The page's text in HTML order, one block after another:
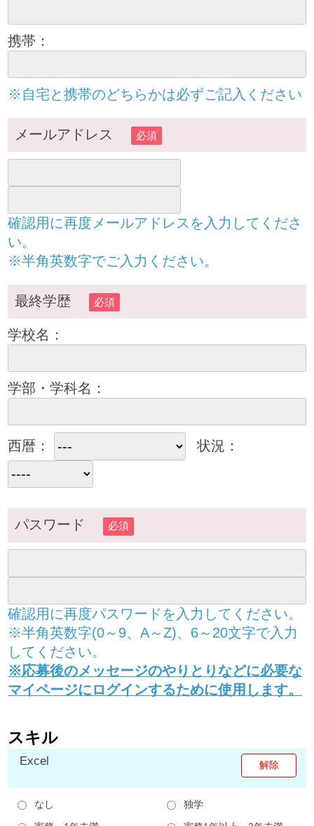
携帯：
※自宅と携帯のどちらかは必ずご記入ください
メールアドレス 必須
確認用に再度メールアドレスを入力してくださ
い。
※半角英数字でご入力ください。
最終学歴 必須
学校名：
学部・学科名：
西暦： 状況：
パスワード 必須
確認用に再度パスワードを入力してください。
※半角英数字(0～9、A～Z)、6～20文字で入力
してください。
※応募後のメッセージのやりとりなどに必要な
マイページにログインするために使用します。
スキル
Excel
なし
独学